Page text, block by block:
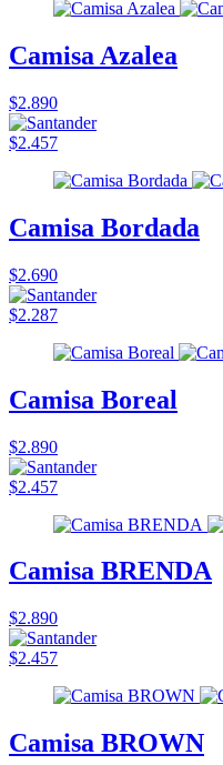
Camisa Azalea
$2.890
$2.457
Camisa Bordada
$2.690
$2.287
Camisa Boreal
$2.890
$2.457
Camisa BRENDA
$2.890
$2.457
Camisa BROWN